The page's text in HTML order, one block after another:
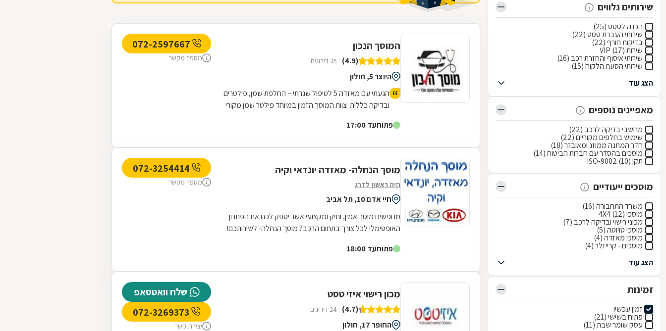
שירותים נלווים
הכנה לטסט (25)
שירותי העברת טסט (22)
בדיקות חורף (22)
שירות VIP (17)
שירותי איסוף והחזרת רכב (16)
שירותי הסעת הלקוח (15)
הצג עוד
מאפיינים נוספים
מחשבי בדיקה לרכב (22)
שימוש בחלפים מקוריים (22)
חדר המתנה ממוזג ומאובזר (18)
מוסכים בהסדר עם חברות הביטוח (14)
תקן ISO-9002 (10)
מוסכים ייעודיים
משרד התחבורה (16)
מוסכי 4X4 (12)
מכוני רישוי ובדיקה לרכב (7)
מוסכי טויוטה (5)
מוסכי מאזדה (4)
מוסכים - קרייזלר (4)
הצג עוד
זמינות
זמין עכשיו
פתוח בשישי (21)
עסק שומר שבת (11)
המוסך הנכון
(4.9) 35 דירוגים
היוצר 5, חולון
הגעתי עם מאזדה 5 לטיפול שגרתי – החלפת שמן, פילטרים
ובדיקה כללית. צוות המוסך הזמין במיוחד פילטר שמן מקורי
לחום והעומס של הקיץ בישראל. הכל בוצע בצורה מאוד
שצריך. שירות אדיב, אמין ומדויק. ממליץ מאוד!
פתוחעד 17:00
מספר מקשר
מוסך הנחלה- מאזדה יונדאי וקיה
היה ראשון לדרג
חיי אדם 10, תל אביב
מחפשים מוסך אמין, ותיק ומקצועי אשר יספק לכם את הפתרון
האופטימלי לכל צורך בתחום הרכב? מוסך הנחלה- לשירותכם!
פתוחעד 18:00
מספר מקשר
מכון רישוי איזי טסט
(4.7) 24 דירוגים
החופר 17, חולון
שלח וואטסאפ
יצירת קשר